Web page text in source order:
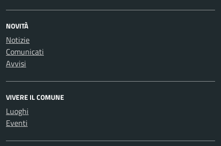
NOVITÀ
Notizie
Comunicati
Avvisi
VIVERE IL COMUNE
Luoghi
Eventi